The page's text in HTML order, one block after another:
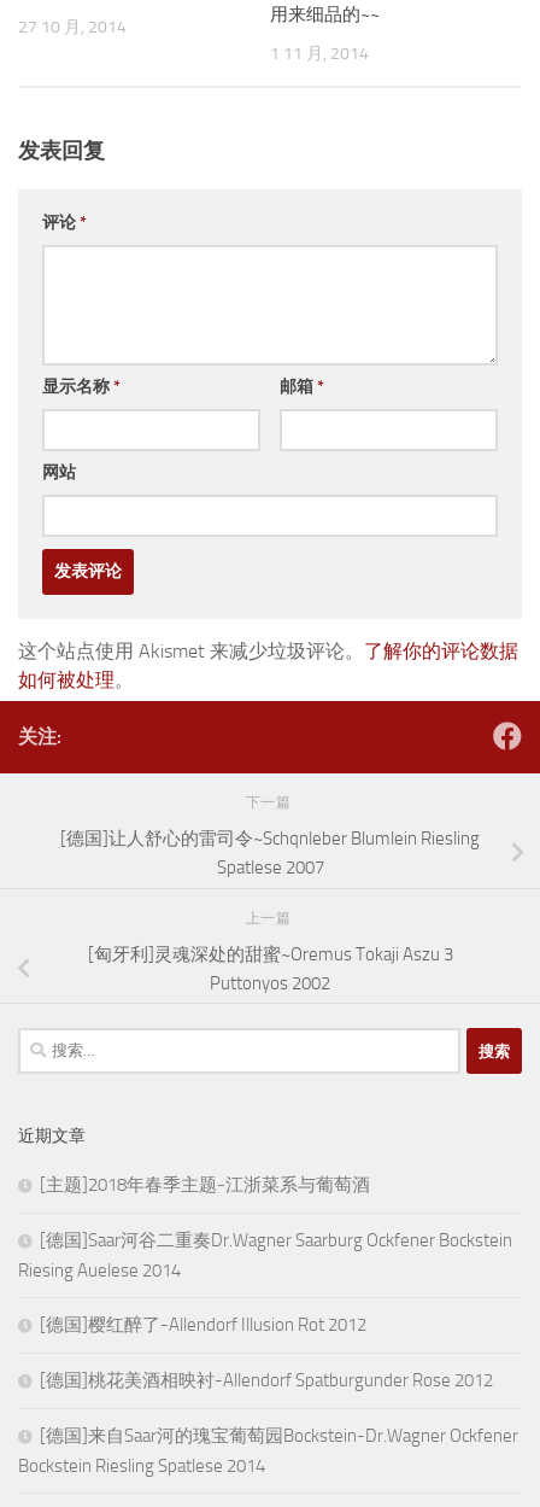
27 10 月, 2014
用来细品的~~
1 11 月, 2014
发表回复
评论*
显示名称* 邮箱*
网站
这个站点使用 Akismet 来减少垃圾评论。 了解你的评论数据
如何被处理。
关注:
下一篇
[德国]让人舒心的雷司令~Schqnleber Blumlein Riesling
Spatlese 2007
上一篇
[匈牙利]灵魂深处的甜蜜~Oremus Tokaji Aszu 3
Puttonyos 2002
搜
索：
近期文章
[主题]2018年春季主题-江浙菜系与葡萄酒
[德国]Saar河谷二重奏Dr.Wagner Saarburg Ockfener Bockstein
Riesing Auelese 2014
[德国]樱红醉了-Allendorf Illusion Rot 2012
[德国]桃花美酒相映衬-Allendorf Spatburgunder Rose 2012
[德国]来自Saar河的瑰宝葡萄园Bockstein-Dr.Wagner Ockfener
Bockstein Riesling Spatlese 2014